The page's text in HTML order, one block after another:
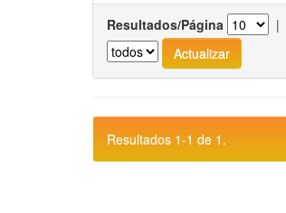
Resultados/Página |
Resultados 1-1 de 1.